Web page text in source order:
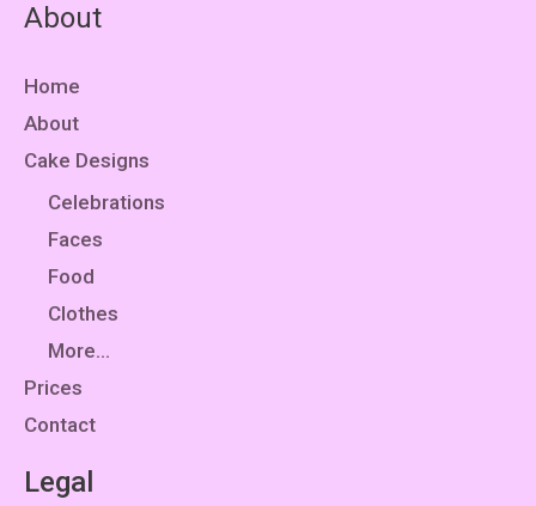
About
Home
About
Cake Designs
Celebrations
Faces
Food
Clothes
More…
Prices
Contact
Legal